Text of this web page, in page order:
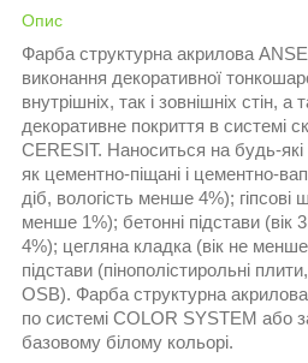
Опис
Фарба структурна акрилова
виконання декоративної
внутрішніх, так і зовнішніх стін, а
декоративне покриття в системі
CERESIT. Наноситься на будь-які
як цементно-піщані і цементно-
діб, вологість менше 4%); гіпсові
менше 1%); бетонні підстави (вік
4%); цегляна кладка (вік не менше
підстави (пінополістирольні
OSB). Фарба структурна
по системі COLOR SYSTEM або
базовому білому кольорі.